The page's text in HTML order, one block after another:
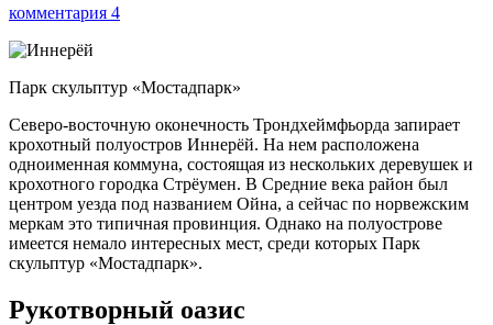
комментария 4
Парк скульптур «Мостадпарк»
Северо-восточную оконечность Трондхеймфьорда запирает
крохотный полуостров Иннерёй. На нем расположена
одноименная коммуна, состоящая из нескольких деревушек и
крохотного городка Стрёумен. В Средние века район был
центром уезда под названием Ойна, а сейчас по норвежским
меркам это типичная провинция. Однако на полуострове
имеется немало интересных мест, среди которых Парк
скульптур «Мостадпарк».
Рукотворный оазис